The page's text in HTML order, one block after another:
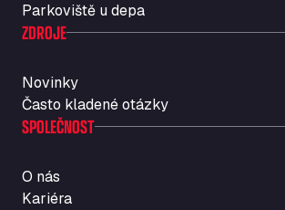
Parkoviště u depa
ZDROJE
Novinky
Často kladené otázky
SPOLEČNOST
O nás
Kariéra